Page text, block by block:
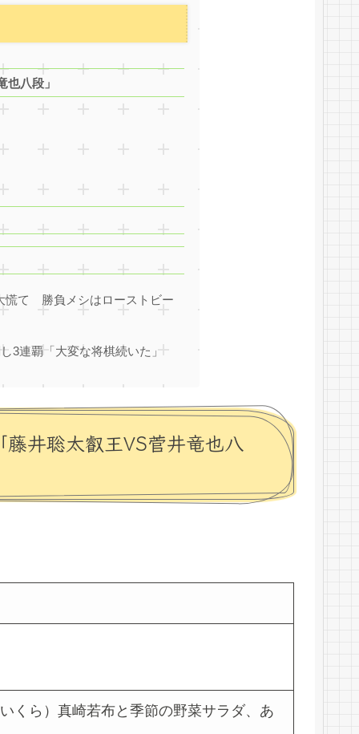
八段」
慌て 勝負メシはローストビー
3連覇「大変な将棋続いた」
井聡太叡王VS菅井竜也八
くら）真崎若布と季節の野菜サラダ、あ